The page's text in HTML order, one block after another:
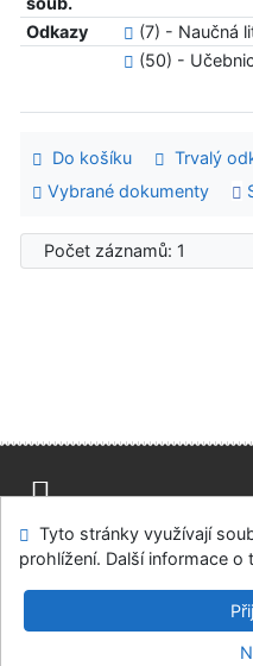
Odkazy
(7) - Naučná
(50) -
Do košíku Trvalý
Vybrané dokumenty
Počet záznamů: 1
Mapa stránek Přístupnost
Modul OpenSearch
Univerzitní knihovna -
Tyto stránky využívají
prohlížení. Další informace o